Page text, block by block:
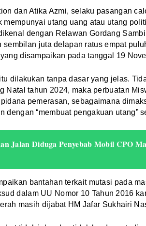
dan Atika Azmi, selaku pasangan
mempunyai utang uang atau utang
dengan Relawan Gordang
sembilan juta delapan ratus empat
disampaikan pada tanggal 19
dilakukan tanpa dasar yang jelas.
Natal tahun 2024, maka perbuatan
pemerasan, sebagaimana
dengan “membuat pengakuan utang”
Jalan Diduga Penyebab Mobil CPO
bantahan terkait mutasi pada
dalam UU Nomor 10 Tahun 2016
masih dijabat HM Jafar Sukhairi